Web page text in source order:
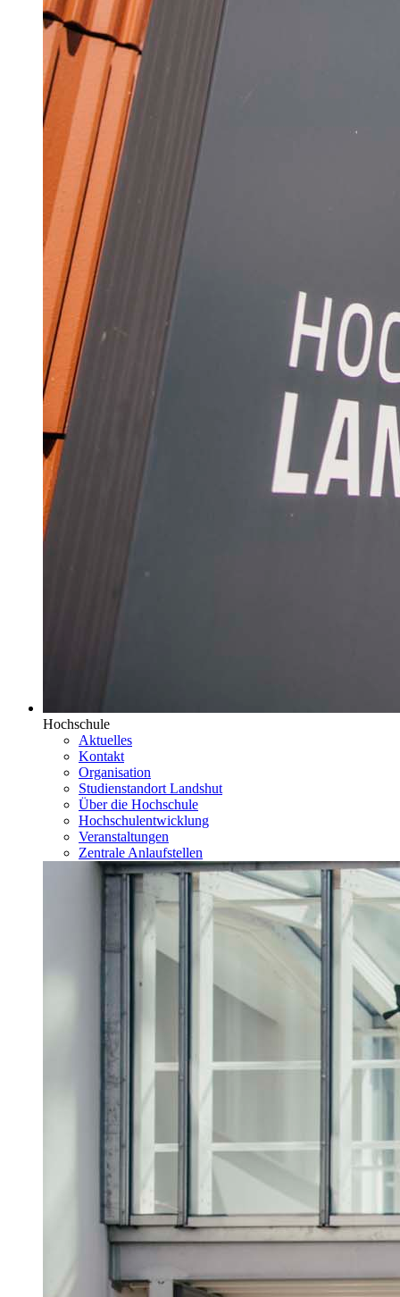
Hochschule
Aktuelles
Kontakt
Organisation
Studienstandort Landshut
Über die Hochschule
Hochschulentwicklung
Veranstaltungen
Zentrale Anlaufstellen